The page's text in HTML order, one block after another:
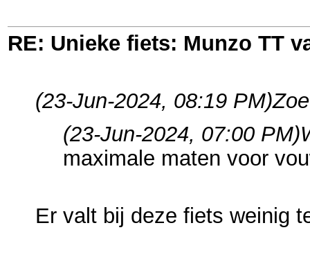
RE: Unieke fiets: Munzo TT
(23-Jun-2024, 08:19 PM)
(23-Jun-2024, 07:00 PM)
maximale maten voor
Er valt bij deze fiets weinig